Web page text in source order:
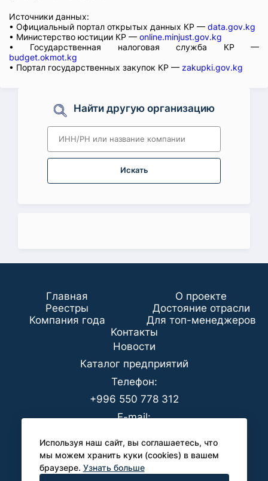
Источники данных:
• Официальный портал открытых данных КР — data.gov.kg
• Министерство юстиции КР — online.minjust.gov.kg
• Государственная налоговая служба КР —
budget.okmot.kg
• Портал государственных закупок КР — zakupki.gov.kg
Найти другую организацию
Искать
Используя наш сайт, вы соглашаетесь, что
мы можем хранить куки (cookies) в вашем
браузере. Узнать больше
Главная
О проекте
Реестры
Достояние отрасли
Компания года
Для топ-менеджеров
Koнтaкты
Новости
Каталог предприятий
Телефон:
+996 550 778 312
E-mail:
Для СМИ:
pr@analyt-kg.com